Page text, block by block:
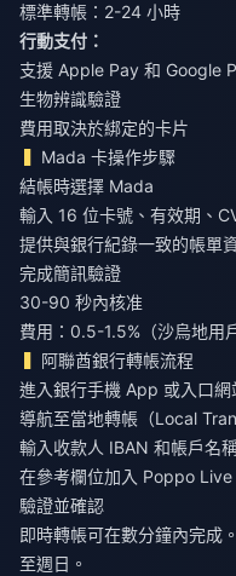
標準轉帳：2-24 小時
行動支付：
支援 Apple Pay 和 Google
生物辨識驗證
費用取決於綁定的卡片
Mada 卡操作步驟
結帳時選擇 Mada
輸入 16 位卡號、有效期、
提供與銀行紀錄一致的帳單
完成簡訊驗證
30-90 秒內核准
費用：0.5-1.5%（沙烏地用
阿聯酋銀行轉帳流程
進入銀行手機 App 或入口網
導航至當地轉帳（Local
輸入收款人 IBAN 和帳戶名
在參考欄位加入 Poppo Live
驗證並確認
即時轉帳可在數分鐘內完成
至週日。